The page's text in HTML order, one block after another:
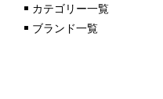
カテゴリー一覧
ブランド一覧